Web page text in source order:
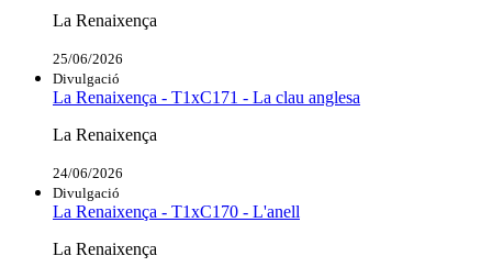
La Renaixença
25/06/2026
Divulgació
La Renaixença - T1xC171 - La clau anglesa
La Renaixença
24/06/2026
Divulgació
La Renaixença - T1xC170 - L'anell
La Renaixença